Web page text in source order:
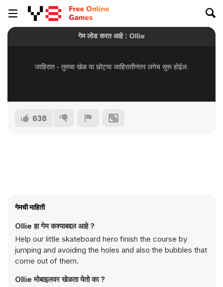
638
गेमची माहिती
Ollie हा गेम कश्याबद्दल आहे ?
Help our little skateboard hero finish the course by
jumping and avoiding the holes and also the bubbles that
come out of them.
Ollie मोबाइलवर खेळता येतो का ?